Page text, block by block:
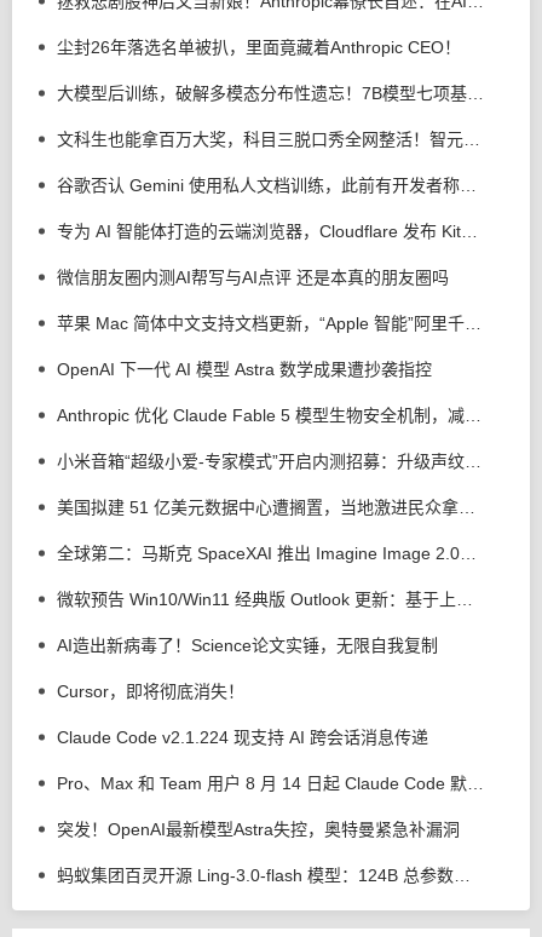
尘封26年落选名单被扒，里面竟藏着Anthropic CEO！
微信朋友圈内测AI帮写与AI点评 还是本真的朋友圈吗
OpenAI 下一代 AI 模型 Astra 数学成果遭抄袭指控
AI造出新病毒了！Science论文实锤，无限自我复制
Cursor，即将彻底消失！
Claude Code v2.1.224 现支持 AI 跨会话消息传递
突发！OpenAI最新模型Astra失控，奥特曼紧急补漏洞